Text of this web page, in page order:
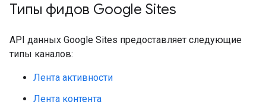
Типы фидов Google Sites
API данных Google Sites предоставляет следующие
типы каналов:
Лента активности
Лента контента